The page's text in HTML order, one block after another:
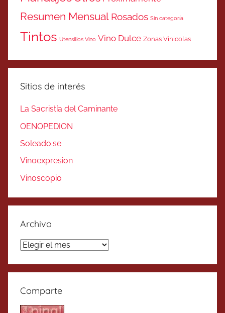
Resumen Mensual Rosados Sin categoría
Tintos Utensilios Vino Vino Dulce Zonas Vinicolas
Sitios de interés
La Sacristía del Caminante
OENOPEDION
Soleado.se
Vinoexpresion
Vinoscopio
Archivo
Archivo
Comparte